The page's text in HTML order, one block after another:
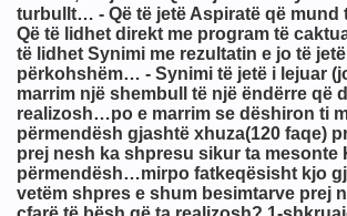
i dini këto për “Izraelin” ?